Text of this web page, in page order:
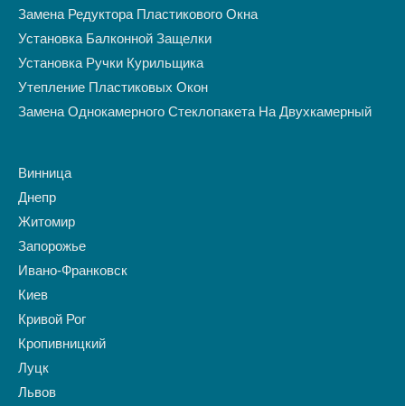
Замена Редуктора Пластикового Окна
Установка Балконной Защелки
Установка Ручки Курильщика
Утепление Пластиковых Окон
Замена Однокамерного Стеклопакета На Двухкамерный
Винница
Днепр
Житомир
Запорожье
Ивано-Франковск
Киев
Кривой Рог
Кропивницкий
Луцк
Львов